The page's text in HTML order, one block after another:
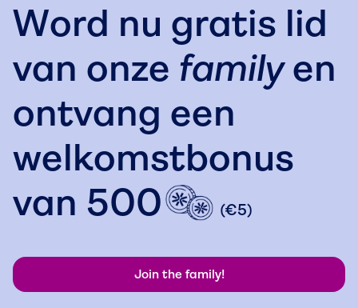
Word nu gratis lid
van onze familyen
ontvang een
welkomstbonus
van 500 (€5)
Join the family!